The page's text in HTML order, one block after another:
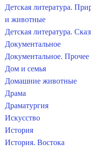
Детская литература.
и животные
Детская литература.
Документальное
Документальное. Прочее
Дом и семья
Домашние животные
Драма
Драматургия
Искусство
История
История. Востока